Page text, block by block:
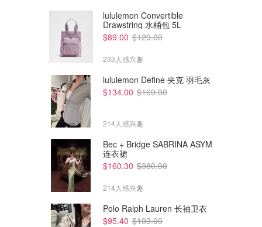
lululemon Convertible
Drawstring 水桶包 5L
$89.00 $129.00
233人感兴趣
lululemon Define 夹克 羽毛灰
$134.00 $169.00
214人感兴趣
Bec + Bridge SABRINA ASYM
连衣裙
$160.30 $380.00
214人感兴趣
Polo Ralph Lauren 长袖卫衣
$95.40 $193.00